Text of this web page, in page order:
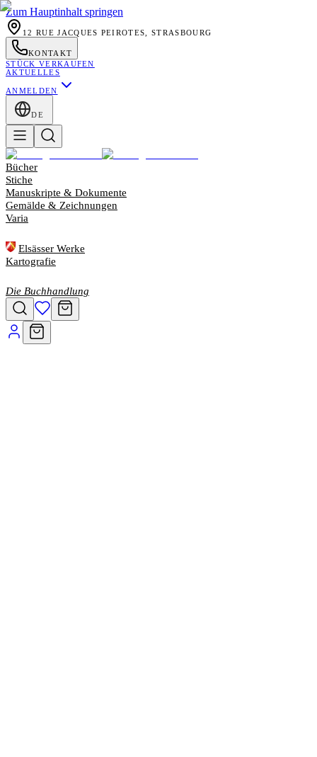
Zum Hauptinhalt springen
12 RUE JACQUES PEIROTES, STRASBOURG
KONTAKT
STÜCK VERKAUFEN
AKTUELLES
ANMELDEN
DE
Bücher
Stiche
Manuskripte & Dokumente
Gemälde & Zeichnungen
Varia
Elsässer Werke
Kartografie
Die Buchhandlung